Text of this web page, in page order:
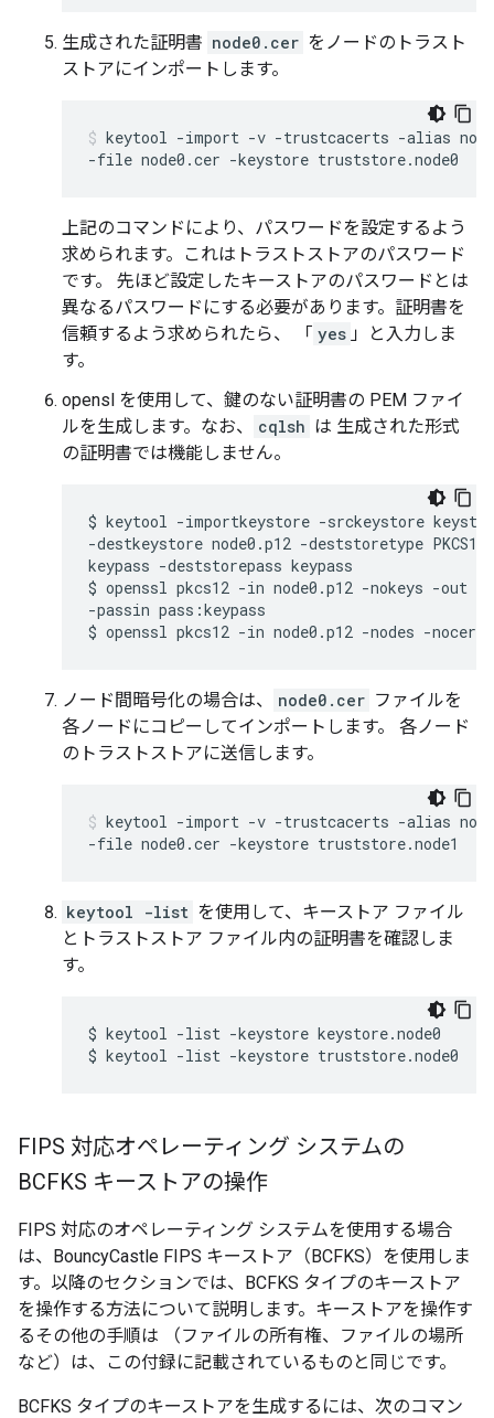
生成された証明書 node0.cer をノードのトラスト
ストアにインポートします。
keytool -import -v -trustcacerts -alias
-file node0.cer -keystore truststore.node0
上記のコマンドにより、パスワードを設定するよう
求められます。これはトラストストアのパスワード
です。 先ほど設定したキーストアのパスワードとは
異なるパスワードにする必要があります。証明書を
信頼するよう求められたら、 「 yes 」と入力しま
す。
opensl を使用して、鍵のない証明書の PEM ファイ
ルを生成します。なお、
cqlsh は 生成された形式
の証明書では機能しません。
$ keytool -importkeystore -srckeystore
-destkeystore node0.p12 -deststoretype
keypass -deststorepass keypass
$ openssl pkcs12 -in node0.p12 -nokeys -out
-passin pass:keypass
$ openssl pkcs12 -in node0.p12 -nodes -
ノード間暗号化の場合は、 node0.cer ファイルを
各ノードにコピーしてインポートします。 各ノード
のトラストストアに送信します。
keytool -import -v -trustcacerts -alias
-file node0.cer -keystore truststore.node1
keytool -list を使用して、キーストア ファイル
とトラストストア ファイル内の証明書を確認しま
す。
$ keytool -list -keystore keystore.node0
$ keytool -list -keystore truststore.node0
FIPS 対応オペレーティング システムの
BCFKS キーストアの操作
FIPS 対応のオペレーティング システムを使用する場合
は、BouncyCastle FIPS キーストア（BCFKS）を使用しま
す。以降のセクションでは、BCFKS タイプのキーストア
を操作する方法について説明します。キーストアを操作す
るその他の手順は （ファイルの所有権、ファイルの場所
など）は、この付録に記載されているものと同じです。
BCFKS タイプのキーストアを生成するには、次のコマン